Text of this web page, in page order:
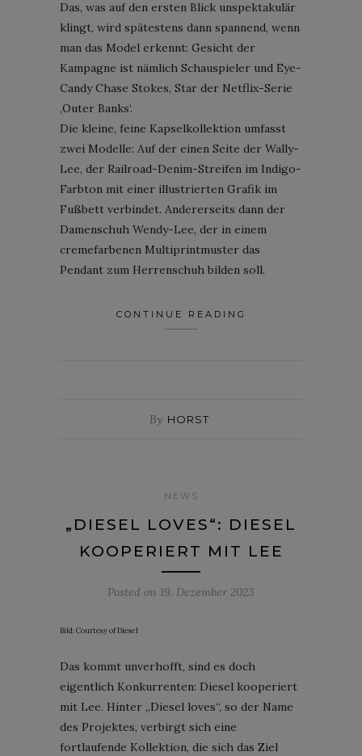
Das, was auf den ersten Blick unspektakulär
klingt, wird spätestens dann spannend, wenn
man das Model erkennt: Gesicht der
Kampagne ist nämlich Schauspieler und Eye-
Candy Chase Stokes, Star der Netflix-Serie
‚Outer Banks‘.
Die kleine, feine Kapselkollektion umfasst
zwei Modelle: Auf der einen Seite der Wally-
Lee, der Railroad-Denim-Streifen im Indigo-
Farbton mit einer illustrierten Grafik im
Fußbett verbindet. Andererseits dann der
Damenschuh Wendy-Lee, der in einem
cremefarbenen Multiprintmuster das
Pendant zum Herrenschuh bilden soll.
CONTINUE READING
By HORST
NEWS
„DIESEL LOVES“: DIESEL
KOOPERIERT MIT LEE
Posted on 19. Dezember 2023
Bild: Courtesy of Diesel
Das kommt unverhofft, sind es doch
eigentlich Konkurrenten: Diesel kooperiert
mit Lee. Hinter „Diesel loves“, so der Name
des Projektes, verbirgt sich eine
fortlaufende Kollektion, die sich das Ziel